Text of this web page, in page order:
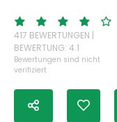
417 BEWERTUNGEN |
BEWERTUNG: 4.1
Bewertungen sind nicht
verifiziert